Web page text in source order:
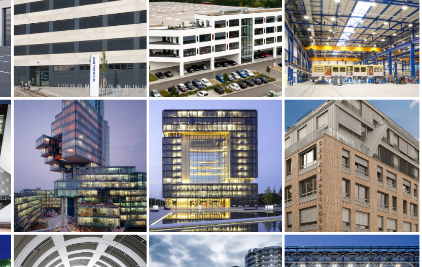
Logistikzentrum Stadler
Deutschland Berlin
Unternehmerpark
Hildener Tor
Montagehalle Stadler
Deutschland Berlin
Norddeutsche
Landesbank, Hannover
ThyssenKrupp
Headquarter, Essen
Cuvryspeicher, Berlin